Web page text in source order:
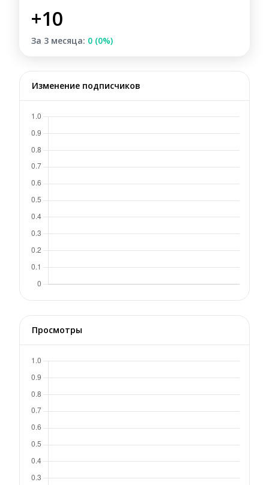
+10
За 3 месяца: 0 (0%)
Изменение подписчиков
Просмотры